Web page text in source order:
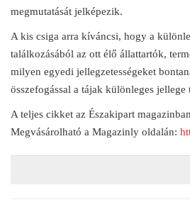
megmutatását jelképezik.
A kis csiga arra kíváncsi, hogy a
találkozásából az ott élő állattartók,
milyen egyedi jellegzetességeket
összefogással a tájak különleges
A teljes cikket az Északipart
Megvásárolható a Magazinly oldalán: